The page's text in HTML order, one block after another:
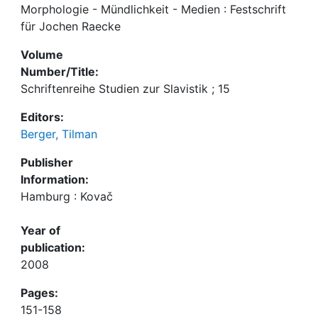
Morphologie - Mündlichkeit - Medien : Festschrift
für Jochen Raecke
Volume
Number/Title:
Schriftenreihe Studien zur Slavistik ; 15
Editors:
Berger, Tilman
Publisher
Information:
Hamburg : Kovač
Year of
publication:
2008
Pages:
151-158